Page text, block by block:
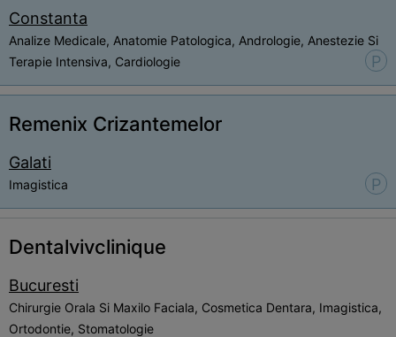
Constanta
Analize Medicale, Anatomie Patologica, Andrologie, Anestezie Si
Terapie Intensiva, Cardiologie
P
Remenix Crizantemelor
Galati
Imagistica P
Dentalvivclinique
Bucuresti
Chirurgie Orala Si Maxilo Faciala, Cosmetica Dentara, Imagistica,
Ortodontie, Stomatologie